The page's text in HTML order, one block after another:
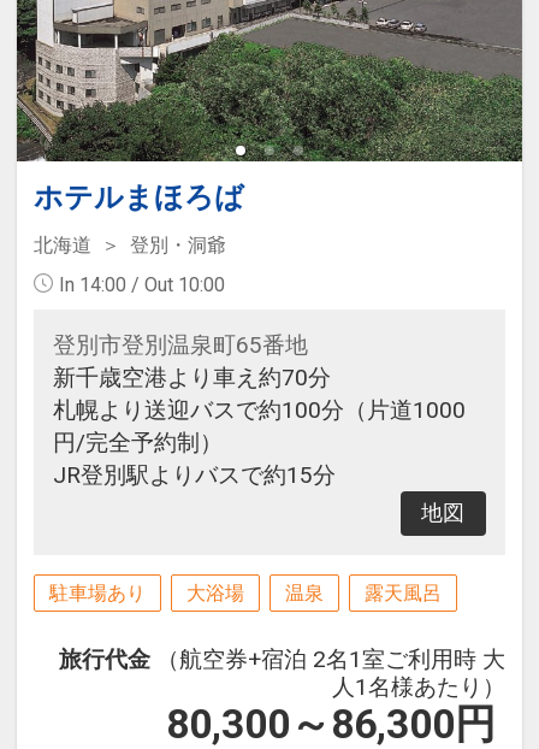
ホテルまほろば
北海道
登別・洞爺
In 14:00 / Out 10:00
登別市登別温泉町65番地
新千歳空港より車え約70分
札幌より送迎バスで約100分（片道1000
円/完全予約制）
JR登別駅よりバスで約15分
地図
駐車場あり 大浴場 温泉 露天風呂
旅行代金
（航空券+宿泊 2名1室ご利用時 大
人1名様あたり）
80,300～86,300 円